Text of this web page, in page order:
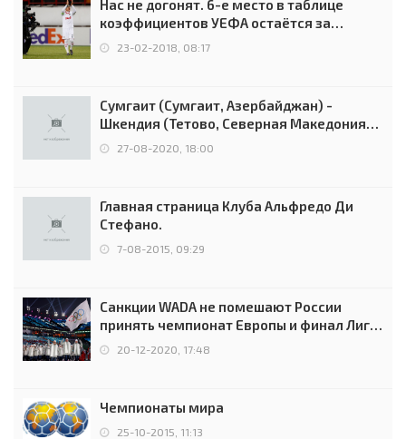
Нас не догонят. 6-е место в таблице
коэффициентов УЕФА остаётся за
Россией
23-02-2018, 08:17
Сумгаит (Сумгаит, Азербайджан) -
Шкендия (Тетово, Северная Македония) -
0:2 (0:0)
27-08-2020, 18:00
Главная страница Клуба Альфредо Ди
Стефано.
7-08-2015, 09:29
Санкции WADA не помешают России
принять чемпионат Европы и финал Лиги
чемпионов.
20-12-2020, 17:48
Чемпионаты мира
25-10-2015, 11:13